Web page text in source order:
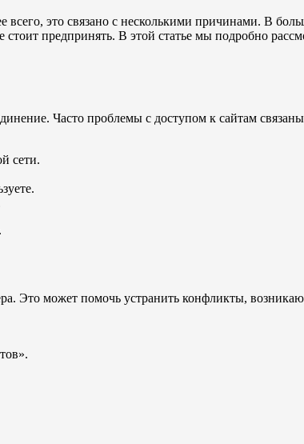
это связано с несколькими причинами. В
предпринять. В этой статье мы подробно
Часто проблемы с доступом к сайтам
сети.
Это может помочь устранить конфликты,